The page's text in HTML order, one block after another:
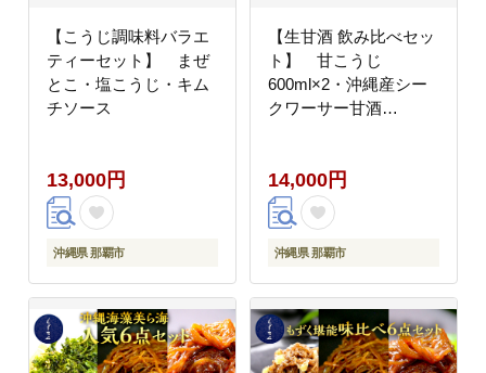
【こうじ調味料バラエ
ティーセット】 まぜ
とこ・塩こうじ・キム
チソース
13,000円
沖縄県 那覇市
【生甘酒 飲み比べセッ
ト】 甘こうじ
600ml×2・沖縄産シー
クワーサー甘酒
14,000円
沖縄県 那覇市